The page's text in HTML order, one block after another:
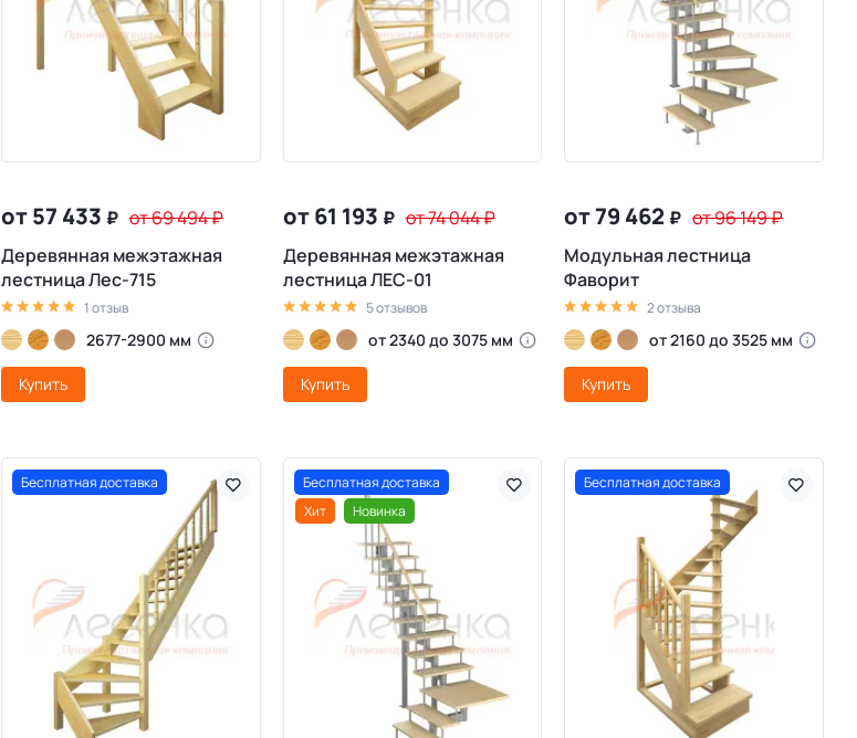
от 57 433 ₽ от 69 494₽
Деревянная межэтажная
лестница Лес-715
1 отзыв
2677-2900 мм
Купить
от 61 193 ₽ от 74 044₽
Деревянная межэтажная
лестница ЛЕС-01
5 отзывов
от 2340 до 3075 мм
Купить
от 79 462 ₽ от 96 149₽
Модульная лестница
Фаворит
2 отзыва
от 2160 до 3525 мм
Купить
Бесплатная доставка
Бесплатная доставка
Хит
Новинка
Бесплатная доставка